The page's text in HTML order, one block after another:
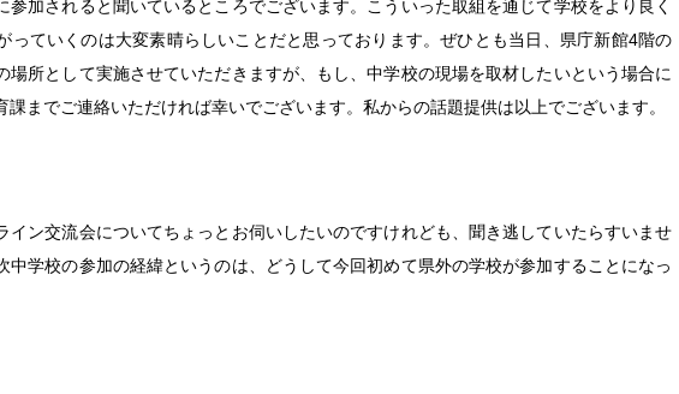
参加されると聞いているところでございます。こういった取組を通じて学校をより良く
っていくのは大変素晴らしいことだと思っております。ぜひとも当日、県庁新館4階の
場所として実施させていただきますが、もし、中学校の現場を取材したいという場合に
課までご連絡いただければ幸いでございます。私からの話題提供は以上でございます。
イン交流会についてちょっとお伺いしたいのですけれども、聞き逃していたらすいませ
中学校の参加の経緯というのは、どうして今回初めて県外の学校が参加することになっ